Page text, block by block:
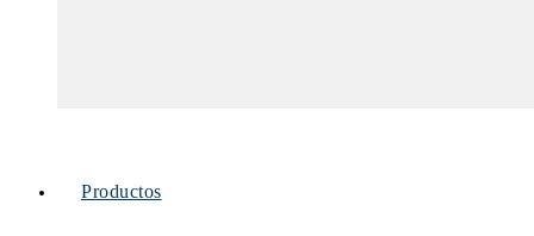
Productos